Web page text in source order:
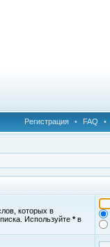
Регистрация • FAQ •
которых в
Используйте *в